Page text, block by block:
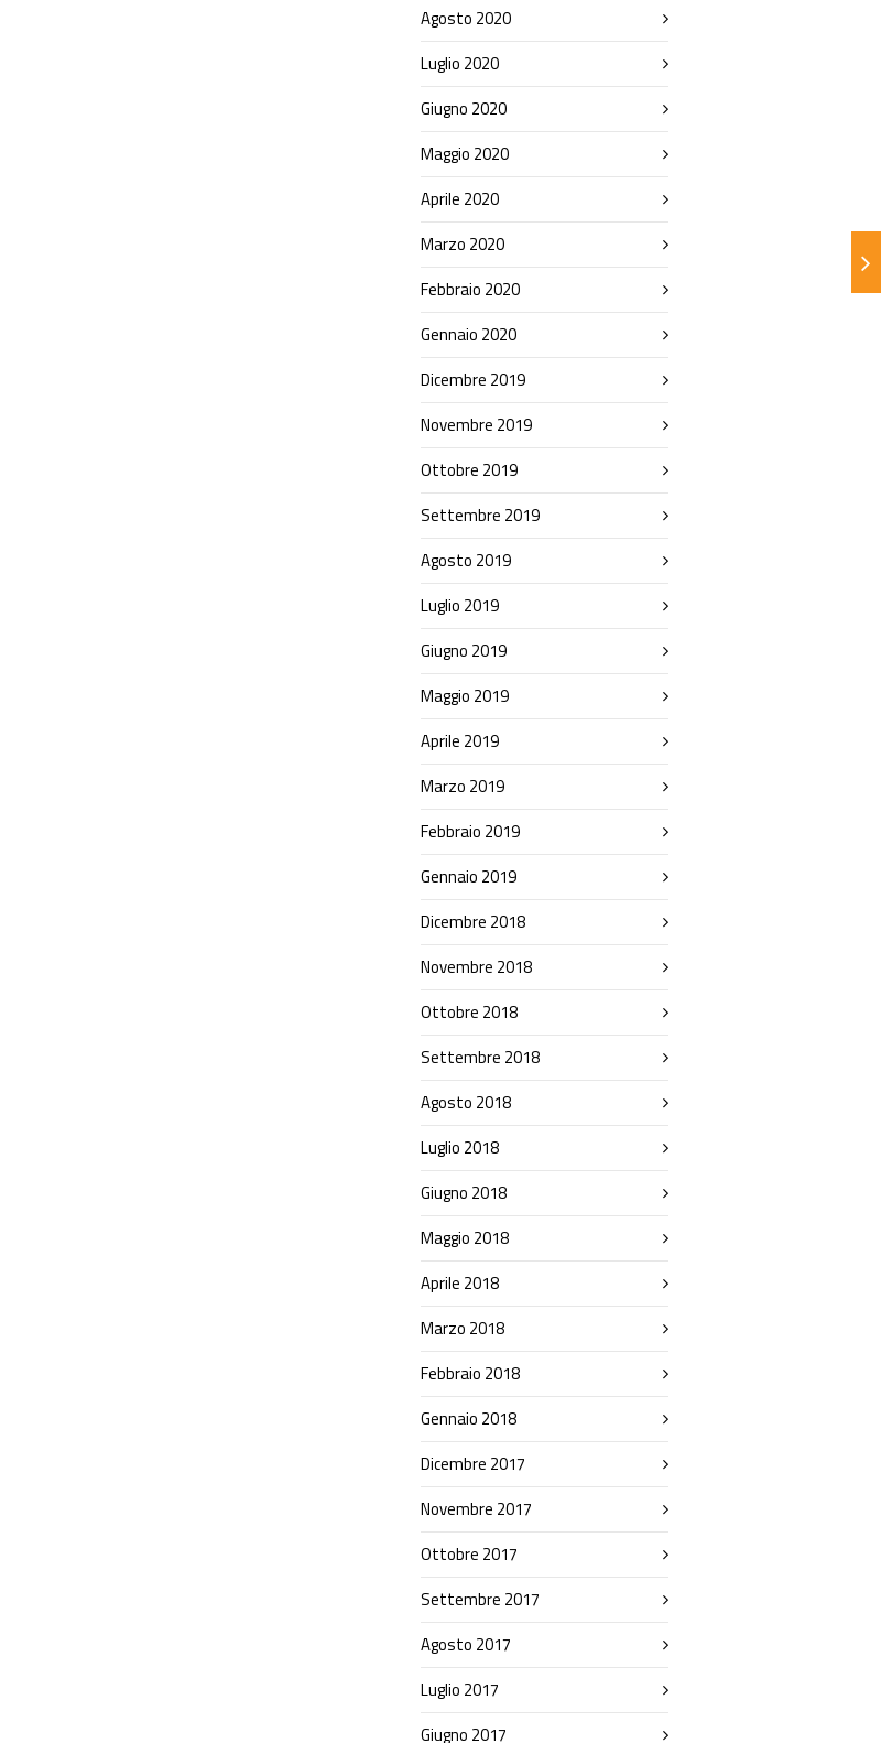
Agosto 2020
Luglio 2020
Giugno 2020
Maggio 2020
Aprile 2020
Marzo 2020
Febbraio 2020
Gennaio 2020
Dicembre 2019
Novembre 2019
Ottobre 2019
Settembre 2019
Agosto 2019
Luglio 2019
Giugno 2019
Maggio 2019
Aprile 2019
Marzo 2019
Febbraio 2019
Gennaio 2019
Dicembre 2018
Novembre 2018
Ottobre 2018
Settembre 2018
Agosto 2018
Luglio 2018
Giugno 2018
Maggio 2018
Aprile 2018
Marzo 2018
Febbraio 2018
Gennaio 2018
Dicembre 2017
Novembre 2017
Ottobre 2017
Settembre 2017
Agosto 2017
Luglio 2017
Giugno 2017